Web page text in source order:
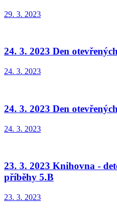
29. 3. 2023
24. 3. 2023 Den
24. 3. 2023
24. 3. 2023 Den
24. 3. 2023
23. 3. 2023 Knihovna -
příběhy 5.B
23. 3. 2023